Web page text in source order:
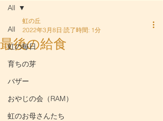
All
虹の毎日
育ちの芽
バザー
おやじの会（RAM）
虹のお母さんたち
All
最後の給食
虹の丘
2022年3月8日 読了時間: 1分